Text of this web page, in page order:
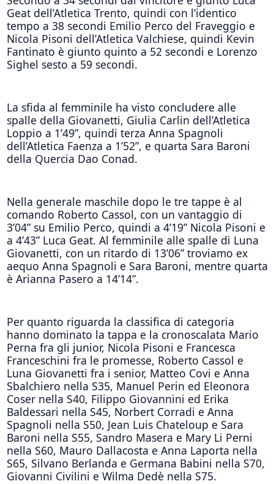
Geat dell’Atletica Trento, quindi con l’identico
tempo a 38 secondi Emilio Perco del Fraveggio e
Nicola Pisoni dell’Atletica Valchiese, quindi Kevin
Fantinato è giunto quinto a 52 secondi e Lorenzo
Sighel sesto a 59 secondi.
La sfida al femminile ha visto concludere alle
spalle della Giovanetti, Giulia Carlin dell’Atletica
Loppio a 1’49”, quindi terza Anna Spagnoli
dell’Atletica Faenza a 1’52”, e quarta Sara Baroni
della Quercia Dao Conad.
Nella generale maschile dopo le tre tappe è al
comando Roberto Cassol, con un vantaggio di
3’04” su Emilio Perco, quindi a 4’19” Nicola Pisoni e
a 4’43” Luca Geat. Al femminile alle spalle di Luna
Giovanetti, con un ritardo di 13’06” troviamo ex
aequo Anna Spagnoli e Sara Baroni, mentre quarta
è Arianna Pasero a 14’14”.
Per quanto riguarda la classifica di categoria
hanno dominato la tappa e la cronoscalata Mario
Perna fra gli junior, Nicola Pisoni e Francesca
Franceschini fra le promesse, Roberto Cassol e
Luna Giovanetti fra i senior, Matteo Covi e Anna
Sbalchiero nella S35, Manuel Perin ed Eleonora
Coser nella S40, Filippo Giovannini ed Erika
Baldessari nella S45, Norbert Corradi e Anna
Spagnoli nella S50, Jean Luis Chateloup e Sara
Baroni nella S55, Sandro Masera e Mary Li Perni
nella S60, Mauro Dallacosta e Anna Laporta nella
S65, Silvano Berlanda e Germana Babini nella S70,
Giovanni Civilini e Wilma Dedè nella S75.